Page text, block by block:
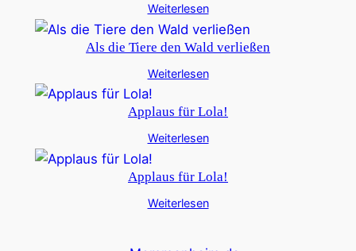
Weiterlesen
Als die Tiere den Wald verließen
Weiterlesen
Applaus für Lola!
Weiterlesen
Applaus für Lola!
Weiterlesen